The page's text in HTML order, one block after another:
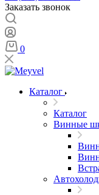
Заказать звонок
0
Каталог
Каталог
Винные